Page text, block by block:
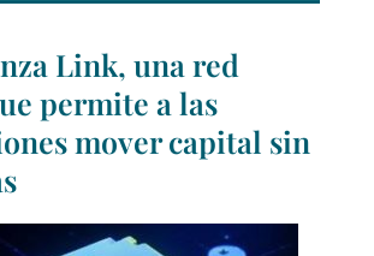
Link, una red
permite a las
mover capital sin